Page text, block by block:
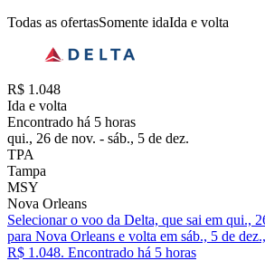
Todas as ofertasSomente idaIda e volta
R$ 1.048
Ida e volta
Encontrado há 5 horas
qui., 26 de nov. - sáb., 5 de dez.
TPA
Tampa
MSY
Nova Orleans
Selecionar o voo da Delta, que sai em qui.,
para Nova Orleans e volta em sáb., 5 de
R$ 1.048. Encontrado há 5 horas